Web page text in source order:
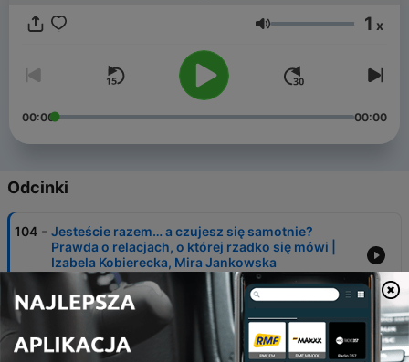
na ludzką psychikę i emocje. Wparcie kanału
Głośność 1 x
00:00 00:00
Odcinki
104 - Jesteście razem… a czujesz się samotnie?
Prawda o relacjach, o której rzadko się mówi |
Izabela Kobierecka, Mira Jankowska
05 maj 2026
103
Nie odrzucaj mnie w starości. Psalm 71 o czasie
słabości, pamięci i nadziei | prof. Piotr Kosiak
02 maj 2026